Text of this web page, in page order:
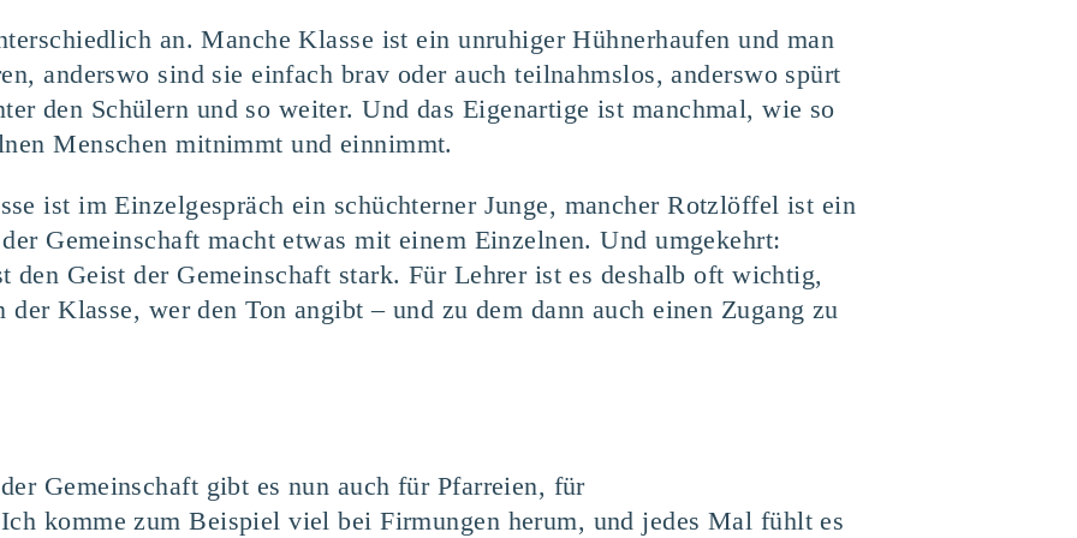
an. Manche Klasse ist ein unruhiger Hühnerhaufen und man
anderswo sind sie einfach brav oder auch teilnahmslos, anderswo spürt
den Schülern und so weiter. Und das Eigenartige ist manchmal, wie so
Menschen mitnimmt und einnimmt.
ist im Einzelgespräch ein schüchterner Junge, mancher Rotzlöffel ist ein
Gemeinschaft macht etwas mit einem Einzelnen. Und umgekehrt:
den Geist der Gemeinschaft stark. Für Lehrer ist es deshalb oft wichtig,
Klasse, wer den Ton angibt – und zu dem dann auch einen Zugang zu
Gemeinschaft gibt es nun auch für Pfarreien, für
komme zum Beispiel viel bei Firmungen herum, und jedes Mal fühlt es